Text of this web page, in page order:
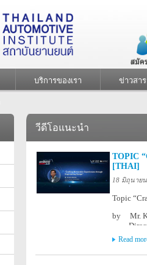
บริการของเรา ข่าวสาร
วีดีโอแนะนำ
TOPIC
[THAI]
18 มิถุนาย
Topic
by Mr.
BMW
Part of
Read